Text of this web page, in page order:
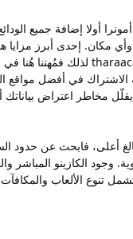
أولا إضافة جميع
مكان. إحدى أبرز مزايا
الاشتراك في أفضل
أعلى، فابحث عن حدود
وجود الكازينو المباشر
تنوع الألعاب